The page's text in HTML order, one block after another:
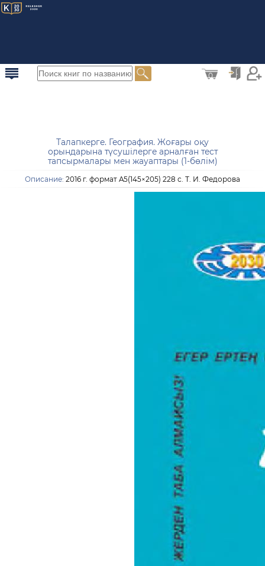
0
Талапкерге. География. Жоғары оқу
орындарына түсушілерге арналған тест
тапсырмалары мен жауаптары (1-бөлім)
Описание: 2016 г. формат A5(145×205) 228 с. Т. И. Федорова